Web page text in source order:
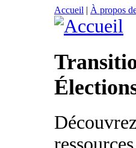
Accueil | À propos